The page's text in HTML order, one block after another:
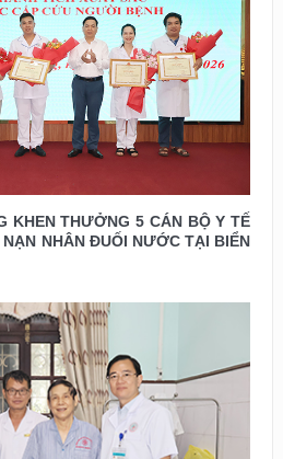
KHEN THƯỞNG 5 CÁN BỘ Y TẾ
NHÂN ĐUỐI NƯỚC TẠI BIỂN